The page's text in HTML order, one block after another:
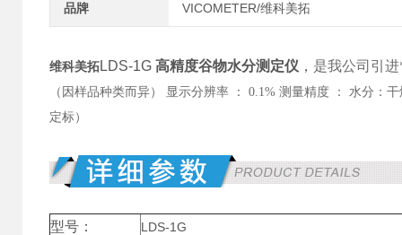
品牌 VICOMETER/维科美拓
维科美拓 LDS-1G 高精度谷物水分测定仪 ， 是我公司引
（因样品种类而异） 显示分辨率 ： 0.1% 测量精度 ： 水分：
定标）
型号： LDS-1G